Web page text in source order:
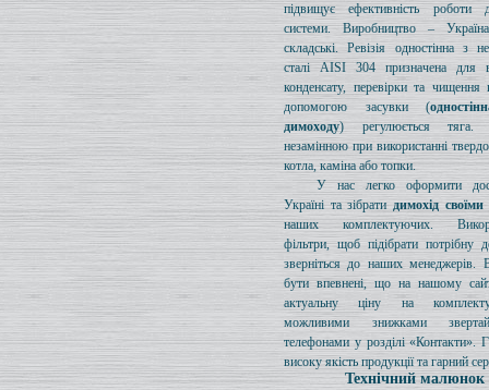
підвищує ефективність роботи
системи. Виробництво –
складські. Ревізія одностінна з
сталі AISI 304 призначена для
конденсату, перевірки та чищення
допомогою засувки (
димоходу) регулюється
незамінною при використанні
котла, каміна або топки.
У нас легко оформити
Україні та зібрати димохід
наших комплектуючих.
фільтри, щоб підібрати потрібну
зверніться до наших менеджерів.
бути впевнені, що на нашому
актуальну ціну на
можливими знижками
телефонами у розділі «Контакти».
високу якість продукції та гарний
Технічний малюнок